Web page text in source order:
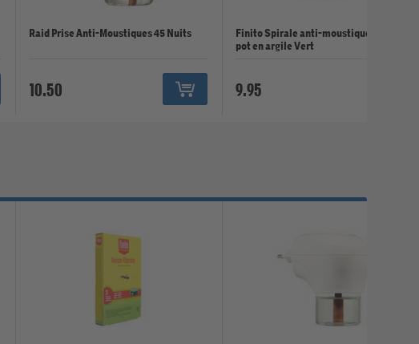
Raid Prise Anti-Moustiques 45 Nuits
10.50
Finito Spirale anti-moustiques avec
pot en argile Vert
9.95